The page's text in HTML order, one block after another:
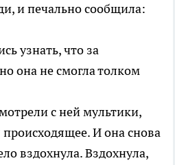
и печально сообщила:
узнать, что за
она не смогла толком
с ней мультики,
И она снова
вздохнула. Вздохнула,